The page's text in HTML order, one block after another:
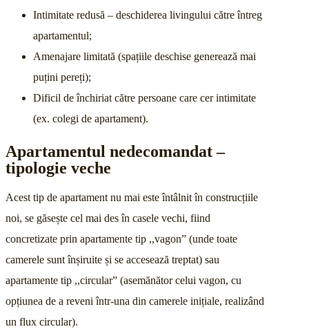
Intimitate redusă – deschiderea livingului către întreg
apartamentul;
Amenajare limitată (spațiile deschise generează mai
puțini pereți);
Dificil de închiriat către persoane care cer intimitate
(ex. colegi de apartament).
Apartamentul nedecomandat –
tipologie veche
Acest tip de apartament nu mai este întâlnit în construcțiile
noi, se găsește cel mai des în casele vechi, fiind
concretizate prin apartamente tip ,,vagon” (unde toate
camerele sunt înșiruite și se accesează treptat) sau
apartamente tip ,,circular” (asemănător celui vagon, cu
opțiunea de a reveni într-una din camerele inițiale, realizând
un flux circular).